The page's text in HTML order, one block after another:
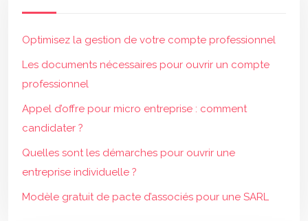
Optimisez la gestion de votre compte professionnel
Les documents nécessaires pour ouvrir un compte
professionnel
Appel d’offre pour micro entreprise : comment
candidater ?
Quelles sont les démarches pour ouvrir une
entreprise individuelle ?
Modèle gratuit de pacte d’associés pour une SARL